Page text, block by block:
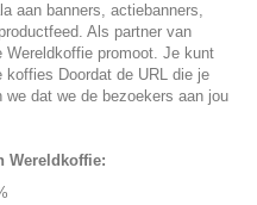
aan banners, actiebanners,
Als partner van
Wereldkoffie promoot. Je kunt
koffies Doordat de URL die je
dat we de bezoekers aan jou
Wereldkoffie: